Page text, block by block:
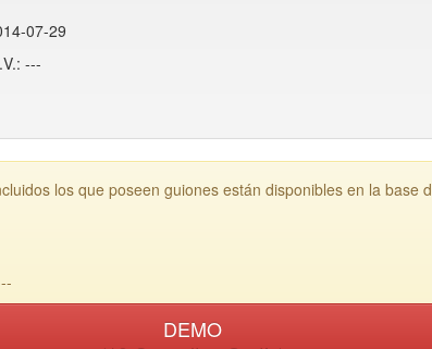
07-29
---
los que poseen guiones están disponibles en la base
DEMO